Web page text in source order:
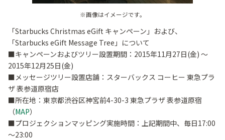
※画像はイメージです。
「Starbucks Christmas eGift キャンペーン」および、
「Starbucks eGift Message Tree」について
■キャンペーンおよびツリー設置期間：2015年11月27日(金) ～
2015年12月25日(金)
■メッセージツリー設置店舗：スターバックス コーヒー 東急プラ
ザ 表参道原宿店
■所在地：東京都渋谷区神宮前4-30-3 東急プラザ 表参道原宿
（MAP）
■プロジェクションマッピング実施時間：上記期間中、毎日17:00
～23:00